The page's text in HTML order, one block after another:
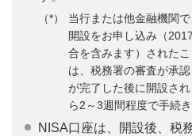
当行または他金融機関
開設をお申し込み（
合を含みます）された
は、税務署の審査が承
が完了した後に開設さ
ら2～3週間程度で手続
NISA口座は、開設後、税